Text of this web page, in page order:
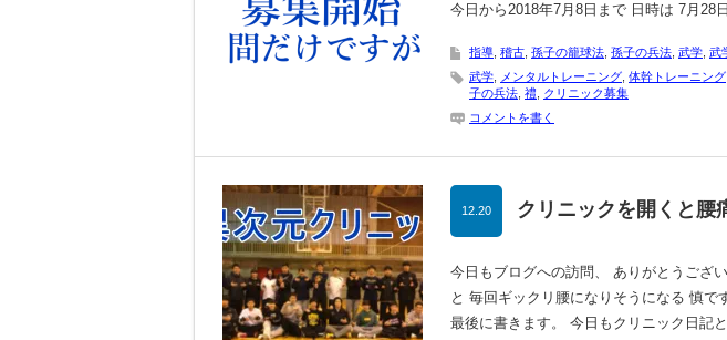
今日から2018年7月8日まで 日時は 7月28
指導 稽古 孫子の籠球法 孫子の兵法 武学 武
武学
メンタルトレーニング 体幹トレーニング
子の兵法 禮
クリニック募集
コメントを書く
クリニックを開くと腰
12.20
今日もブログへの訪問、 ありがとうござ
と 毎回ギックリ腰になりそうになる 慎で
最後に書きます。 今日もクリニック日記